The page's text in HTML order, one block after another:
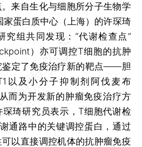
来自生化与细胞所分子生物学
家蛋白质中心（上海）的许琛琦
究组共同发现：“代谢检查点”
）亦可调控T细胞的抗肿
鉴定了免疫治疗新的靶点——胆
以及小分子抑制剂阿伐麦布
而为开发新的肿瘤免疫治疗方
琦研究员表示，T细胞代谢检
通路中的关键调控蛋白，通过
以直接调控机体的抗肿瘤免疫